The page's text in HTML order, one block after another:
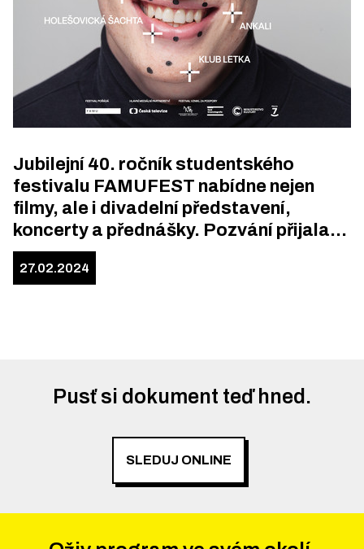
Jubilejní 40. ročník studentského
festivalu FAMUFEST nabídne nejen
filmy, ale i divadelní představení,
koncerty a přednášky. Pozvání přijala
polská režisérka Agnieszka Holland.
27.02.2024
Pusť si dokument teď hned.
SLEDUJ ONLINE